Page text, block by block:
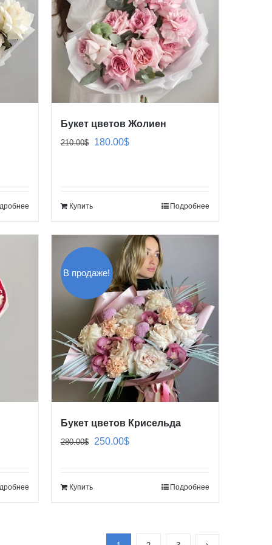
Букет цветов Жолиен
210.00$
Первоначальная
180.00$Текущая
Купить Подробнее
В продаже!
Букет цветов Крисельда
280.00$
Первоначальная
250.00$Текущая
Купить Подробнее